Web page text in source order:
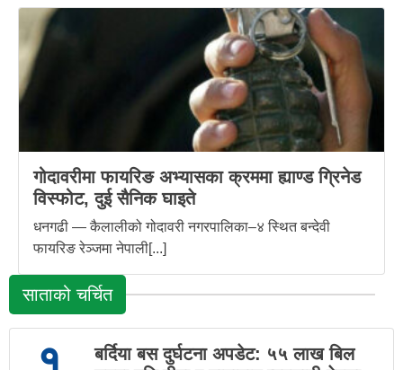
गोदावरीमा फायरिङ अभ्यासका क्रममा ह्याण्ड ग्रिनेड
विस्फोट, दुई सैनिक घाइते
धनगढी — कैलालीको गोदावरी नगरपालिका–४ स्थित बन्देवी
फायरिङ रेञ्जमा नेपाली[...]
साताको चर्चित
बर्दिया बस दुर्घटना अपडेट: ५५ लाख बिल